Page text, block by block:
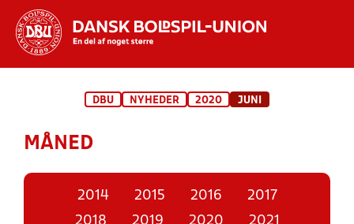
STILLINGER, RESULTATER, KLUBBER OG
DBU NYHEDER 2020 JUNI
MÅNED
2014 2015 2016
2017
2018
2019 2020
2021